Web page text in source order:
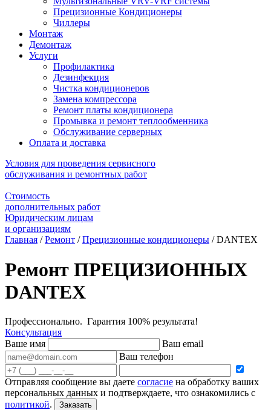
Прецизионные Кондиционеры
Чиллеры
Монтаж
Демонтаж
Услуги
Профилактика
Дезинфекция
Чистка кондиционеров
Замена компрессора
Ремонт платы кондиционера
Промывка и ремонт теплообменника
Обслуживание серверных
Оплата и доставка
Условия для проведения сервисного
обслуживания и ремонтных работ
Стоимость
дополнительных работ
Юридическим лицам
и организациям
Главная /Ремонт /Прецизионные кондиционеры /DANTEX
Ремонт ПРЕЦИЗИОННЫХ
DANTEX
Профессионально. Гарантия 100% результата!
Консультация
Ваше имя
Ваш email
Ваш телефон
Отправляя сообщение вы даете согласие на обработку ваших
персональных данных и подтверждаете, что ознакомились с
политикой. Заказать